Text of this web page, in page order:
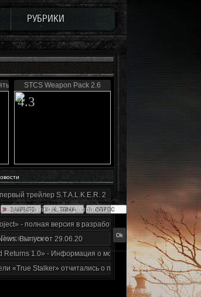
РУБРИКИ
Зоной
STCS Weapon Pack 2.6
4.3
трейлер S.T.A.L.K.E.R. 2
- четвертый отчет о разработке!
- полная версия в разработке!
Выпуск от 29.06.20
Returns 1.0» - Информация о моде за июнь 2020
«True Stalker» отчитались о проделанной работе